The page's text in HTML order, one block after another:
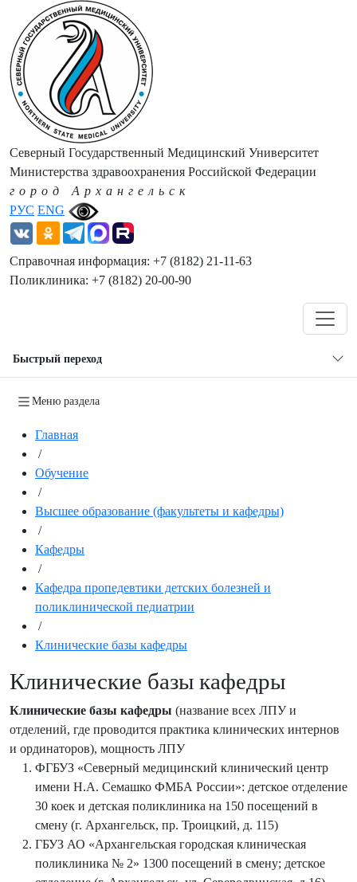
РУС ENG
Северный Государственный Медицинский Университет
Министерства здравоохранения Российской Федерации
город Архангельск
Справочная информация: +7 (8182) 21-11-63
Поликлиника: +7 (8182) 20-00-90
Быстрый переход
Меню раздела
Главная
/
Обучение
/
Высшее образование (факультеты и кафедры)
/
Кафедры
/
Кафедра пропедевтики детских болезней и
поликлинической педиатрии
/
Клинические базы кафедры
Клинические базы кафедры
Клинические базы кафедры (название всех ЛПУ и
отделений, где проводится практика клинических интернов
и ординаторов), мощность ЛПУ
ФГБУЗ «Северный медицинский клинический центр
имени Н.А. Семашко ФМБА России»: детское отделение
30 коек и детская поликлиника на 150 посещений в
смену (г. Архангельск, пр. Троицкий, д. 115)
ГБУЗ АО «Архангельская городская клиническая
поликлиника № 2» 1300 посещений в смену; детское